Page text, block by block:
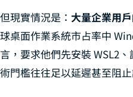
但現實情況是： 大量企業用
球桌面作業系統市占率中
言，要求他們先安裝 WSL2
術門檻往往足以延遲甚至阻